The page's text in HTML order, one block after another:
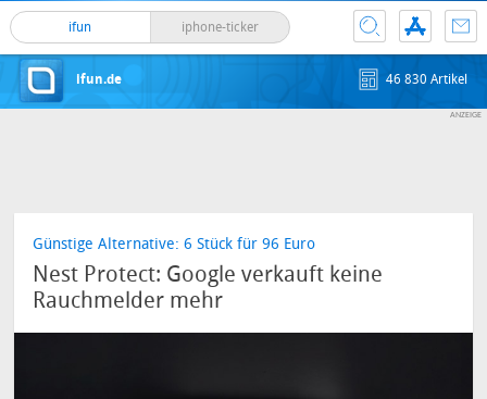
ifun iphone-ticker
ifun.de 46 830 Artikel
Günstige Alternative: 6 Stück für 96 Euro
Nest Protect: Google verkauft keine
Rauchmelder mehr